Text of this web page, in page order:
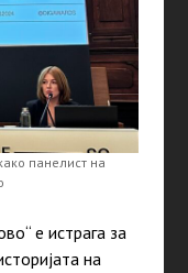
панелист на
е истрага за
на